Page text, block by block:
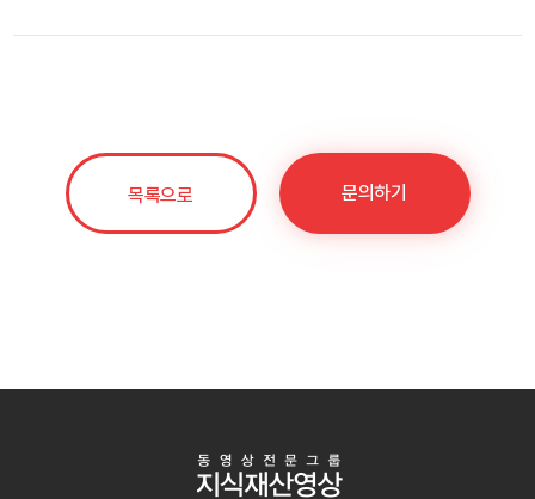
목록으로 문의하기